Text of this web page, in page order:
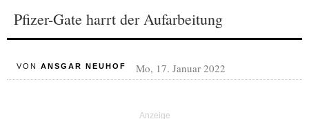
Pfizer-Gate harrt der Aufarbeitung
VON ANSGAR NEUHOF Mo, 17. Januar 2022